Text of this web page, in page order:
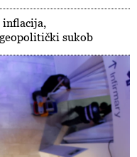
inflacija,
sukob